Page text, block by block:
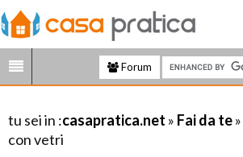
Forum
tu sei in :casapratica.net » Fai da te»
con vetri